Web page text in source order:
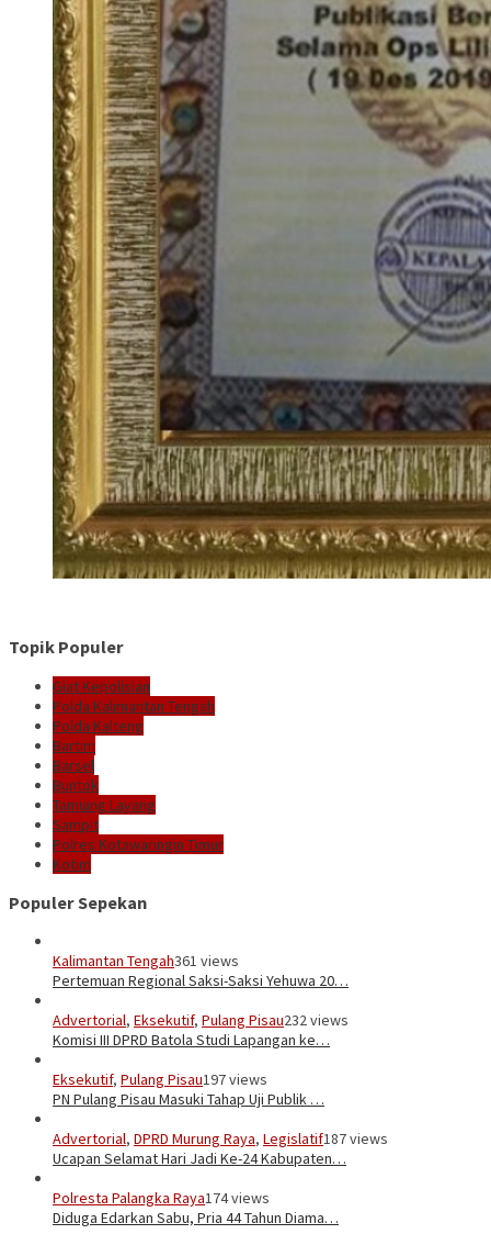
Topik Populer
Giat Kepolisian
Polda Kalimantan Tengah
Polda Kalteng
Bartim
Barsel
Buntok
Tamiang Layang
Sampit
Polres Kotawaringin Timur
Kotim
Populer Sepekan
Kalimantan Tengah361 views
Pertemuan Regional Saksi-Saksi Yehuwa 20…
Advertorial, Eksekutif, Pulang Pisau232 views
Komisi III DPRD Batola Studi Lapangan ke…
Eksekutif, Pulang Pisau197 views
PN Pulang Pisau Masuki Tahap Uji Publik …
Advertorial, DPRD Murung Raya, Legislatif187 views
Ucapan Selamat Hari Jadi Ke-24 Kabupaten…
Polresta Palangka Raya174 views
Diduga Edarkan Sabu, Pria 44 Tahun Diama…